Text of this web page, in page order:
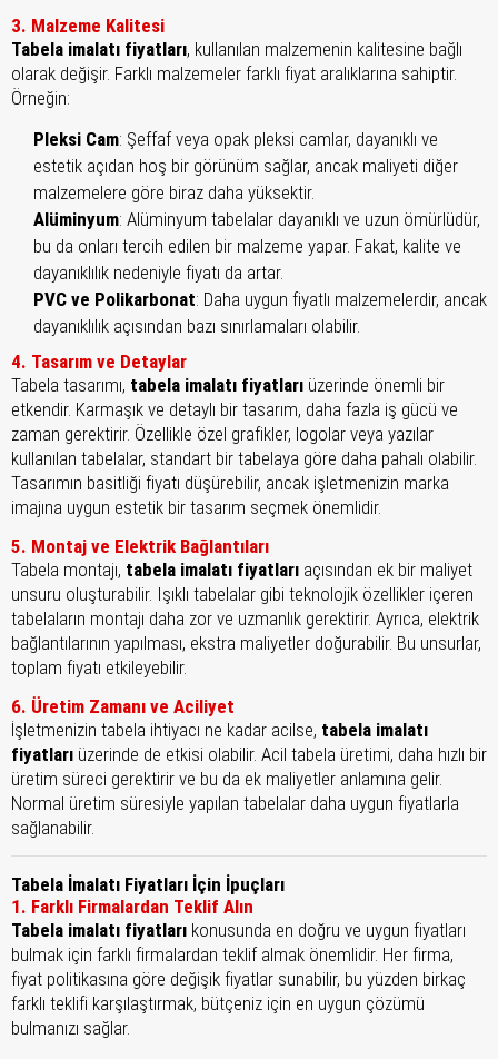
3. Malzeme Kalitesi
Tabela imalatı fiyatları, kullanılan malzemenin kalitesine bağlı
olarak değişir. Farklı malzemeler farklı fiyat aralıklarına sahiptir.
Örneğin:
Pleksi Cam: Şeffaf veya opak pleksi camlar, dayanıklı ve
estetik açıdan hoş bir görünüm sağlar, ancak maliyeti diğer
malzemelere göre biraz daha yüksektir.
Alüminyum: Alüminyum tabelalar dayanıklı ve uzun ömürlüdür,
bu da onları tercih edilen bir malzeme yapar. Fakat, kalite ve
dayanıklılık nedeniyle fiyatı da artar.
PVC ve Polikarbonat: Daha uygun fiyatlı malzemelerdir, ancak
dayanıklılık açısından bazı sınırlamaları olabilir.
4. Tasarım ve Detaylar
Tabela tasarımı, tabela imalatı fiyatları üzerinde önemli bir
etkendir. Karmaşık ve detaylı bir tasarım, daha fazla iş gücü ve
zaman gerektirir. Özellikle özel grafikler, logolar veya yazılar
kullanılan tabelalar, standart bir tabelaya göre daha pahalı olabilir.
Tasarımın basitliği fiyatı düşürebilir, ancak işletmenizin marka
imajına uygun estetik bir tasarım seçmek önemlidir.
5. Montaj ve Elektrik Bağlantıları
Tabela montajı, tabela imalatı fiyatları açısından ek bir maliyet
unsuru oluşturabilir. Işıklı tabelalar gibi teknolojik özellikler içeren
tabelaların montajı daha zor ve uzmanlık gerektirir. Ayrıca, elektrik
bağlantılarının yapılması, ekstra maliyetler doğurabilir. Bu unsurlar,
toplam fiyatı etkileyebilir.
6. Üretim Zamanı ve Aciliyet
İşletmenizin tabela ihtiyacı ne kadar acilse, tabela imalatı
fiyatları üzerinde de etkisi olabilir. Acil tabela üretimi, daha hızlı bir
üretim süreci gerektirir ve bu da ek maliyetler anlamına gelir.
Normal üretim süresiyle yapılan tabelalar daha uygun fiyatlarla
sağlanabilir.
Tabela İmalatı Fiyatları İçin İpuçları
1. Farklı Firmalardan Teklif Alın
Tabela imalatı fiyatları konusunda en doğru ve uygun fiyatları
bulmak için farklı firmalardan teklif almak önemlidir. Her firma,
fiyat politikasına göre değişik fiyatlar sunabilir, bu yüzden birkaç
farklı teklifi karşılaştırmak, bütçeniz için en uygun çözümü
bulmanızı sağlar.